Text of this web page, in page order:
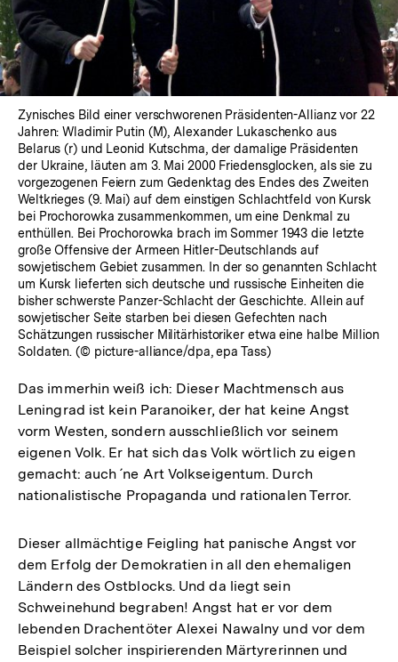
Zynisches Bild einer verschworenen Präsidenten-Allianz vor 22
Jahren: Wladimir Putin (M), Alexander Lukaschenko aus
Belarus (r) und Leonid Kutschma, der damalige Präsidenten
der Ukraine, läuten am 3. Mai 2000 Friedensglocken, als sie zu
vorgezogenen Feiern zum Gedenktag des Endes des Zweiten
Weltkrieges (9. Mai) auf dem einstigen Schlachtfeld von Kursk
bei Prochorowka zusammenkommen, um eine Denkmal zu
enthüllen. Bei Prochorowka brach im Sommer 1943 die letzte
große Offensive der Armeen Hitler-Deutschlands auf
sowjetischem Gebiet zusammen. In der so genannten Schlacht
um Kursk lieferten sich deutsche und russische Einheiten die
bisher schwerste Panzer-Schlacht der Geschichte. Allein auf
sowjetischer Seite starben bei diesen Gefechten nach
Schätzungen russischer Militärhistoriker etwa eine halbe Million
Soldaten. (© picture-alliance/dpa, epa Tass)
Das immerhin weiß ich: Dieser Machtmensch aus
Leningrad ist kein Paranoiker, der hat keine Angst
vorm Westen, sondern ausschließlich vor seinem
eigenen Volk. Er hat sich das Volk wörtlich zu eigen
gemacht: auch ´ne Art Volkseigentum. Durch
nationalistische Propaganda und rationalen Terror.
Dieser allmächtige Feigling hat panische Angst vor
dem Erfolg der Demokratien in all den ehemaligen
Ländern des Ostblocks. Und da liegt sein
Schweinehund begraben! Angst hat er vor dem
lebenden Drachentöter Alexei Nawalny und vor dem
Beispiel solcher inspirierenden Märtyrerinnen und